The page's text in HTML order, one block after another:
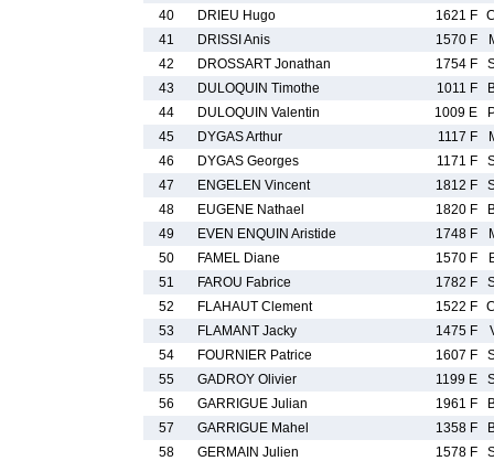
40
DRIEU Hugo 1621 F
41
DRISSI Anis 1570 F
42
DROSSART Jonathan 1754 F
43
DULOQUIN Timothe 1011 F
44
DULOQUIN Valentin 1009 E
45
DYGAS Arthur 1117 F
46
DYGAS Georges 1171 F
47
ENGELEN Vincent 1812 F
48
EUGENE Nathael 1820 F
49
EVEN ENQUIN Aristide 1748 F
50
FAMEL Diane 1570 F
51
FAROU Fabrice 1782 F
52
FLAHAUT Clement 1522 F
53
FLAMANT Jacky 1475 F
54
FOURNIER Patrice 1607 F
55
GADROY Olivier 1199 E
56
GARRIGUE Julian 1961 F
57
GARRIGUE Mahel 1358 F
58
GERMAIN Julien 1578 F